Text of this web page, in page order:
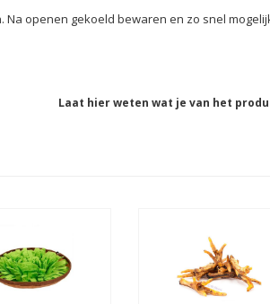
openen gekoeld bewaren en zo snel
Laat hier weten wat je van het